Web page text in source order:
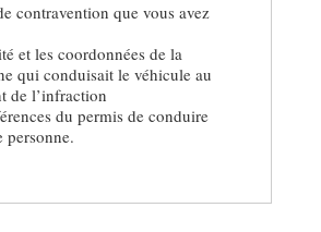
contravention que vous avez
et les coordonnées de la
qui conduisait le véhicule au
de l’infraction
du permis de conduire
personne.